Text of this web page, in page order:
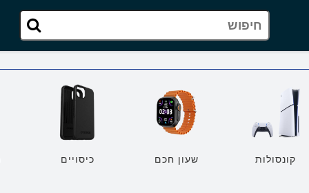
קונסולות שעון חכם כיסויים